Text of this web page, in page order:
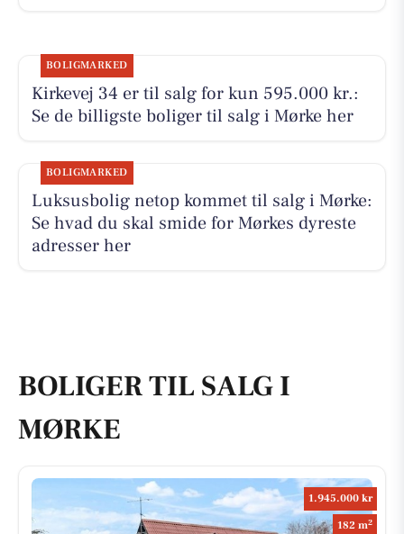
BOLIGMARKED
Kirkevej 34 er til salg for kun 595.000 kr.:
Se de billigste boliger til salg i Mørke her
BOLIGMARKED
Luksusbolig netop kommet til salg i Mørke:
Se hvad du skal smide for Mørkes dyreste
adresser her
BOLIGER TIL SALG I
MØRKE
1.945.000 kr
182 m2